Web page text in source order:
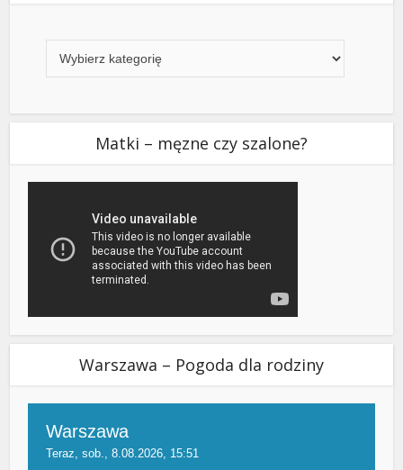
Matki – męzne czy szalone?
Warszawa – Pogoda dla rodziny